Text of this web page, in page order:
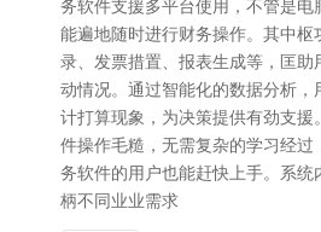
务软件支援多平台使用，不管是电
能遍地随时进行财务操作。其中枢
录、发票措置、报表生成等，匡助
动情况。通过智能化的数据分析，
计打算现象，为决策提供有劲支援
件操作毛糙，无需复杂的学习经过
务软件的用户也能赶快上手。系统
柄不同业业需求